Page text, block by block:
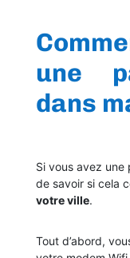
une
dans
Si vous avez une
de savoir si cela
votre ville.
Tout d’abord,